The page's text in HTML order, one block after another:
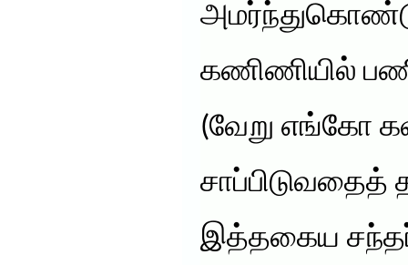
கணிணியில் பணி
(வேறு எங்கோ
சாப்பிடுவதைத்
இத்தகைய